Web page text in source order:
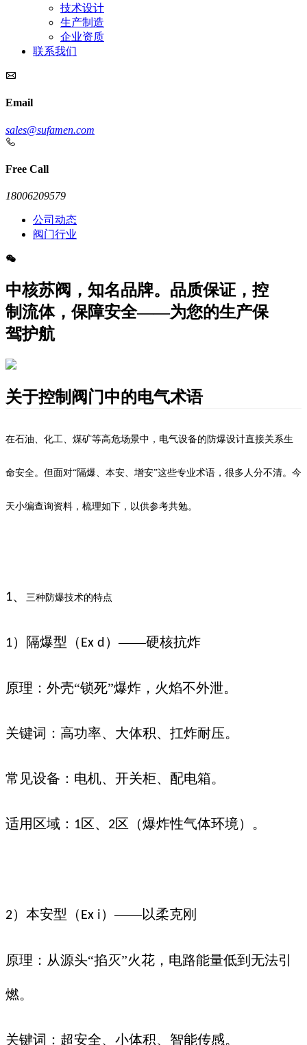
技术设计
生产制造
企业资质
联系我们
Email
sales@sufamen.com
Free Call
18006209579
公司动态
阀门行业
中核苏阀，知名品牌。品质保证，控
制流体，保障安全——为您的生产保
驾护航
关于控制阀门中的电气术语
在石油、化工、煤矿等高危场景中，电气设备的防爆设计直接关系生
命安全。但面对“隔爆、本安、增安”这些专业术语，很多人分不清。 今
天小编查询资料，梳理如下，以供参考共勉。
1、 三种防爆技术的特点
1）隔爆型（ Ex d ）——硬核抗炸
原理：外壳“锁死”爆炸，火焰不外泄。
关键词：高功率、大体积、扛炸耐压。
常见设备：电机、开关柜、配电箱。
适用区域： 1区、 2区（爆炸性气体环境）。
2）本安型（ Ex i ）——以柔克刚
原理：从源头“掐灭”火花，电路能量低到无法引
燃。
关键词：超安全、小体积、智能传感。